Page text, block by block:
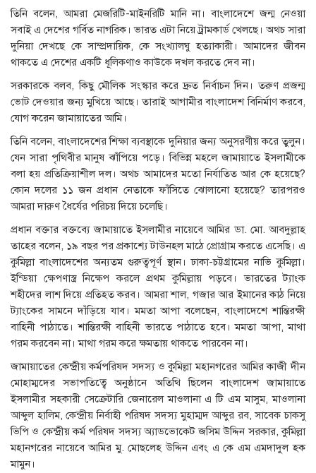
তিনি বলেন, আমরা মেজরিটি-মাইনরিটি মানি না। বাংলাদেশে জন্ম নেওয়া
সবাই এ দেশের গর্বিত নাগরিক। ভারত এটা নিয়ে ট্রামকার্ড খেলছে। অথচ সারা
দুনিয়া দেখছে কে সাম্প্রদায়িক, কে সংখ্যালঘু হত্যাকারী। আমাদের জীবন
থাকতে এ দেশের একটি ধূলিকণাও কাউকে দখল করতে দেব না।
সরকারকে বলব, কিছু মৌলিক সংস্কার করে দ্রুত নির্বাচন দিন। তরুণ প্রজন্ম
ভোট দেওয়ার জন্য মুখিয়ে আছে। তারাই আগামীর বাংলাদেশ বিনির্মাণ করবে,
যোগ করেন জামায়াতের আমি।
তিনি বলেন, বাংলাদেশের শিক্ষা ব্যবস্থাকে দুনিয়ার জন্য অনুসরণীয় করে তুলুন।
যেন সারা পৃথিবীর মানুষ ঝাঁপিয়ে পড়ে। বিভিন্ন মহলে জামায়াতে ইসলামীকে
বলা হয় প্রতিক্রিয়াশীল দল। অথচ আমাদের মতো নির্যাতিত আর কে হয়েছে?
কোন দলের ১১ জন প্রধান নেতাকে ফাঁসিতে ঝোলানো হয়েছে? তারপরও
আমরা দারুণ ধৈর্যের পরিচয় দিয়ে চলেছি।
প্রধান বক্তার বক্তব্যে জামায়াতে ইসলামীর নায়েবে আমির ডা. মো. আবদুল্লাহ
তাহের বলেন, ১৯ বছর পর প্রকাশ্যে টাউনহল মাঠে প্রোগ্রাম করতে এসেছি। এ
কুমিল্লা বাংলাদেশের অন্যতম গুরুত্বপূর্ণ স্থান। ঢাকা-চট্টগ্রামের নাভি কুমিল্লা।
ইন্ডিয়া ক্ষেপণাস্ত্র নিক্ষেপ করলে প্রথম কুমিল্লায় পড়বে। ভারতের ট্যাংক
শহীদের লাশ দিয়ে প্রতিহত করব। আমরা শাল, গজার আর ইমানের কাঠ নিয়ে
ট্যাংকের সামনে দাঁড়িয়ে যাব। মমতা আপা বলেছেন, বাংলাদেশে শান্তিরক্ষী
বাহিনী পাঠাতে। শান্তিরক্ষী বাহিনী ভারতে পাঠাতে হবে। মমতা আপা, মাথা
গরম করবেন না। মাথা গরম করে ক্ষমতায় থাকতে পারবেন না।
জামায়াতের কেন্দ্রীয় কর্মপরিষদ সদস্য ও কুমিল্লা মহানগরের আমির কাজী দীন
মোহাম্মদের সভাপতিত্বে অনুষ্ঠানে অতিথি ছিলেন বাংলাদেশ জামায়াতে
ইসলামীর সহকারী সেক্রেটারি জেনারেল মাওলানা এ টি এম মাসুম, মাওলানা
আব্দুল হালিম, কেন্দ্রীয় নির্বাহী পরিষদ সদস্য মুহাম্মদ আব্দুর রব, সাবেক চাকসু
ভিপি ও কেন্দ্রীয় কর্ম পরিষদ সদস্য অ্যাডভোকেট জসিম উদ্দিন সরকার, কুমিল্লা
মহানগরের নায়েবে আমির মু. মোছলেহ উদ্দিন এবং এ কে এম এমদাদুল হক
মামুন।